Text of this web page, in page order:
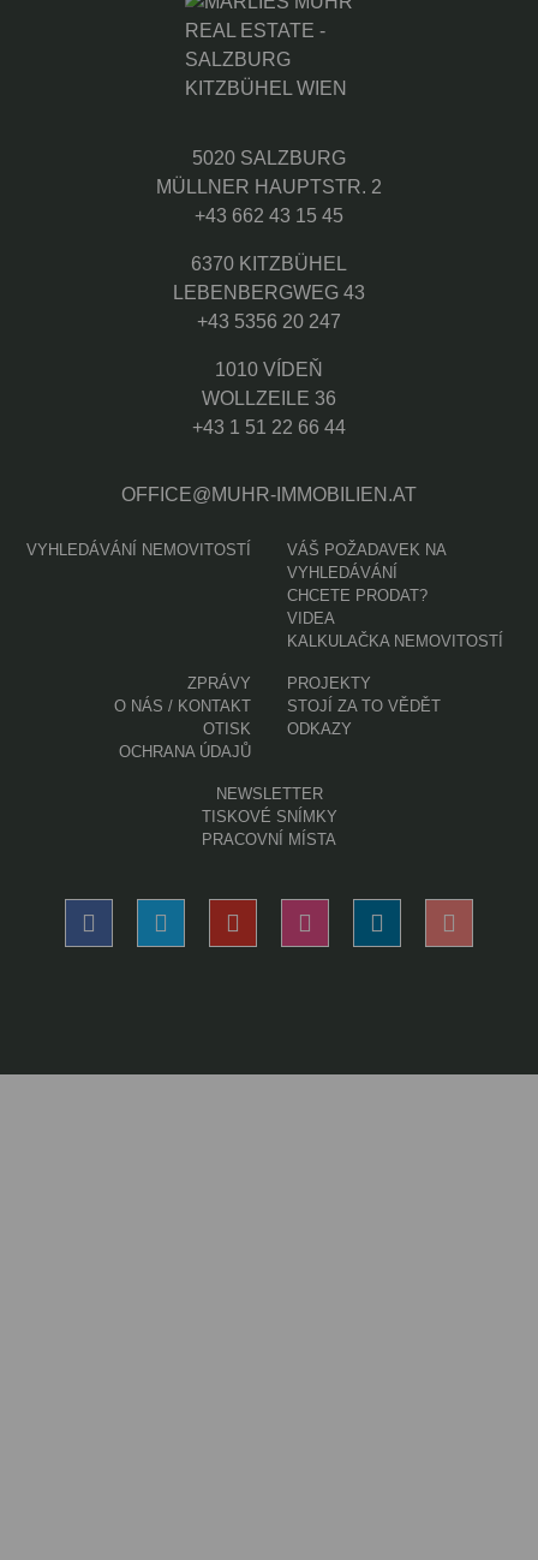
5020 SALZBURG
MÜLLNER HAUPTSTR. 2
+43 662 43 15 45
6370 KITZBÜHEL
LEBENBERGWEG 43
+43 5356 20 247
1010 VÍDEŇ
WOLLZEILE 36
+43 1 51 22 66 44
OFFICE@MUHR-IMMOBILIEN.AT
VYHLEDÁVÁNÍ NEMOVITOSTÍ
VÁŠ POŽADAVEK NA
VYHLEDÁVÁNÍ
CHCETE PRODAT?
VIDEA
KALKULAČKA NEMOVITOSTÍ
ZPRÁVY
O NÁS / KONTAKT
OTISK
OCHRANA ÚDAJŮ
PROJEKTY
STOJÍ ZA TO VĚDĚT
ODKAZY
NEWSLETTER
TISKOVÉ SNÍMKY
PRACOVNÍ MÍSTA